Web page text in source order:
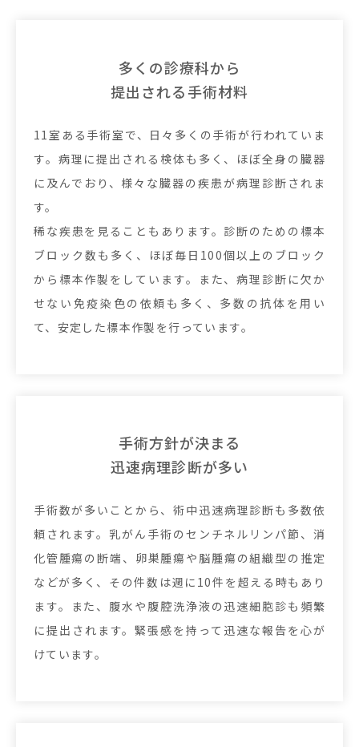
多くの診療科から
提出される手術材料
11室ある手術室で、日々多くの手術が行われていま
す。病理に提出される検体も多く、ほぼ全身の臓器
に及んでおり、様々な臓器の疾患が病理診断されま
す。
稀な疾患を見ることもあります。診断のための標本
ブロック数も多く、ほぼ毎日100個以上のブロック
から標本作製をしています。また、病理診断に欠か
せない免疫染色の依頼も多く、多数の抗体を用い
て、安定した標本作製を行っています。
手術方針が決まる
迅速病理診断が多い
手術数が多いことから、術中迅速病理診断も多数依
頼されます。乳がん手術のセンチネルリンパ節、消
化管腫瘍の断端、卵巣腫瘍や脳腫瘍の組織型の推定
などが多く、その件数は週に10件を超える時もあり
ます。また、腹水や腹腔洗浄液の迅速細胞診も頻繁
に提出されます。緊張感を持って迅速な報告を心が
けています。